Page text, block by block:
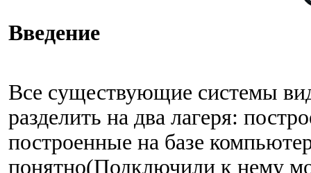
Введение
Все существующие системы
разделить на два лагеря:
построенные на базе
понятно(Подключили к нему